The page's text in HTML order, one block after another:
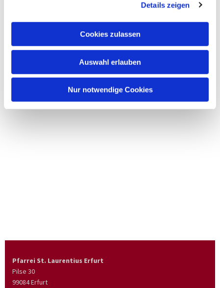
Details zeigen
Cookies zulassen
Auswahl erlauben
Nur notwendige Cookies
Pfarrei St. Laurentius Erfurt
Pilse 30
99084 Erfurt